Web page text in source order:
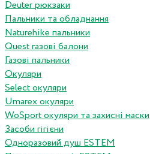
Deuter рюкзаки
Пальники та обладнання
Naturehike пальники
Quest газові балони
Газові пальники
Окуляри
Select окуляри
Umarex окуляри
WoSport окуляри та захисні маски
Засоби гігієни
Одноразовий душ ESTEM